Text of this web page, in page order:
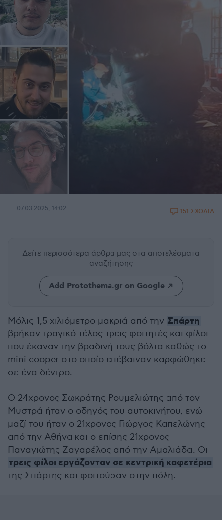
07.03.2025, 14:02 151 ΣΧΟΛΙΑ
Δείτε περισσότερα άρθρα μας στα αποτελέσματα
αναζήτησης
Add Protothema.gr on Google
Μόλις 1,5 χιλιόμετρο μακριά από την Σπάρτη
βρήκαν τραγικό τέλος τρεις φοιτητές και φίλοι
που έκαναν την βραδινή τους βόλτα καθώς το
mini cooper στο οποίο επέβαιναν καρφώθηκε
σε ένα δέντρο.
Ο 24χρονος Σωκράτης Ρουμελιώτης από τον
Μυστρά ήταν ο οδηγός του αυτοκινήτου, ενώ
μαζί του ήταν ο 21χρονος Γιώργος Καπελώνης
από την Αθήνα και ο επίσης 21χρονος
Παναγιώτης Ζαγαρέλος από την Αμαλιάδα. Οι
τρεις φίλοι εργάζονταν σε κεντρική καφετέρια
της Σπάρτης και φοιτούσαν στην πόλη.